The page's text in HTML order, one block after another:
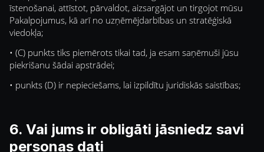
īstenošanai, attīstot, pārvaldot, aizsargājot un tirgojot mūsu
Pakalpojumus, kā arī no uzņēmējdarbības un stratēģiskā
viedokļa;
• (C) punkts tiks piemērots tikai tad, ja esam saņēmuši jūsu
piekrišanu šādai apstrādei;
• punkts (D) ir nepieciešams, lai izpildītu juridiskās saistības;
6. Vai jums ir obligāti jāsniedz savi
personas dati